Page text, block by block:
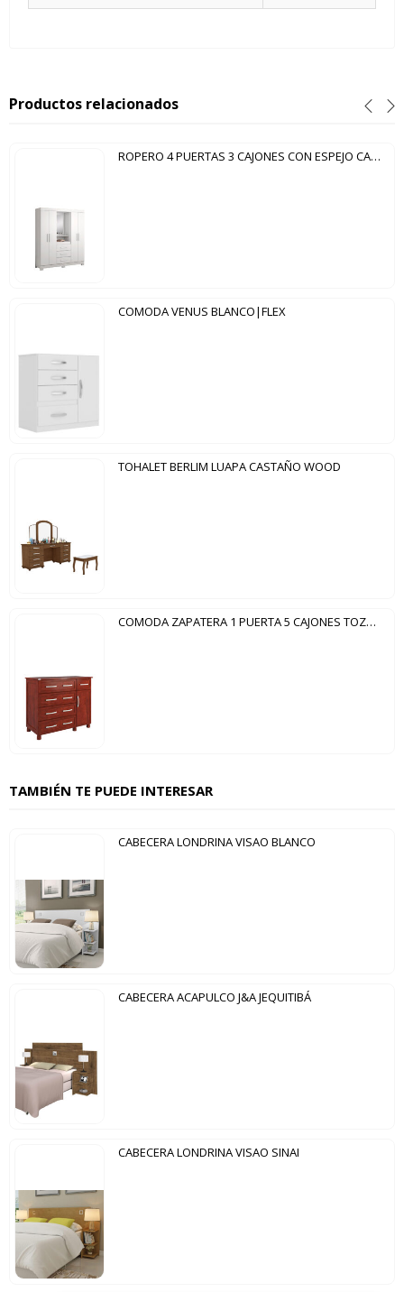
Productos relacionados
ROPERO 4 PUERTAS 3 CAJONES CON ESPEJO CAPELINHA NT5015 NOTAVEL BLANCO|ROSA
COMODA VENUS BLANCO|FLEX
TOHALET BERLIM LUAPA CASTAÑO WOOD
COMODA ZAPATERA 1 PUERTA 5 CAJONES TOZETTO MOGNO
TAMBIÉN TE PUEDE INTERESAR
CABECERA LONDRINA VISAO BLANCO
CABECERA ACAPULCO J&A JEQUITIBÁ
CABECERA LONDRINA VISAO SINAI